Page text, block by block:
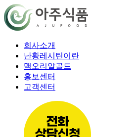
회사소개
난황레시틴이란
맥오리알골드
홍보센터
고객센터